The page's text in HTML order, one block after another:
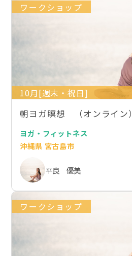
ワークショップ
10月[週末・祝日]
朝ヨガ瞑想 （オンライン）
ヨガ・フィットネス
沖縄県 宮古島市
平良 優美
ワークショップ